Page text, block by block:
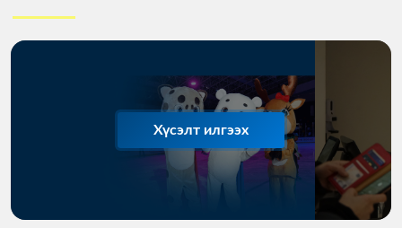
Хүсэлт илгээх